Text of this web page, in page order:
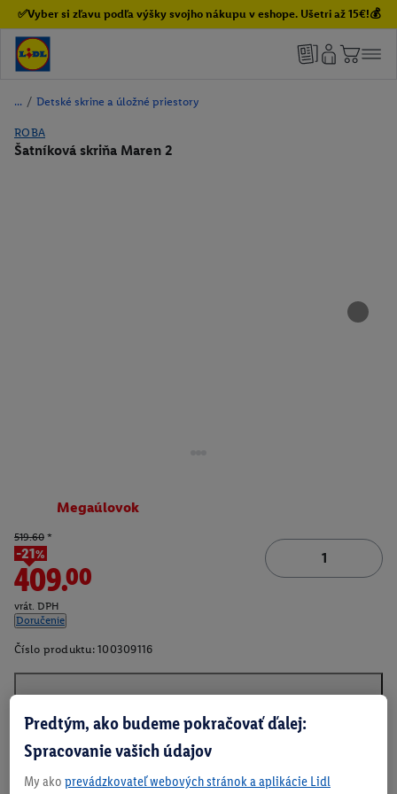
✅Vyber si zľavu podľa výšky svojho nákupu v eshope. Ušetri až 15€!💰
/ Detské skrine a úložné priestory
ROBA
Šatníková skriňa Maren 2
Megaúlovok
519.60 *
-21%
409.00
vrát. DPH
Doručenie
Číslo produktu: 100309116
O produkte
Predtým, ako budeme pokračovať ďalej:
Spracovanie vašich údajov
My ako prevádzkovateľ webových stránok a aplikácie Lidl